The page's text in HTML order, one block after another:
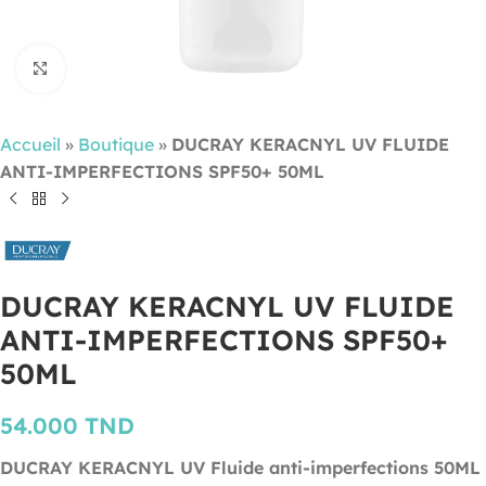
Cliquez pour agrandir
Accueil » Boutique » DUCRAY KERACNYL UV FLUIDE
ANTI-IMPERFECTIONS SPF50+ 50ML
DUCRAY KERACNYL UV FLUIDE
ANTI-IMPERFECTIONS SPF50+
50ML
54.000 TND
DUCRAY KERACNYL UV Fluide anti-imperfections 50ML